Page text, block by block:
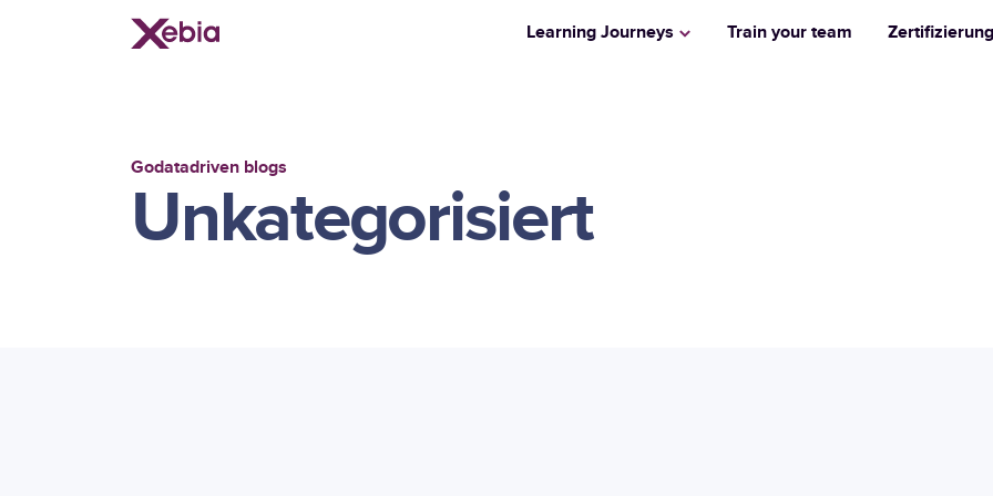
Learning Journeys Train your team
Godatadriven blogs
Unkategorisiert